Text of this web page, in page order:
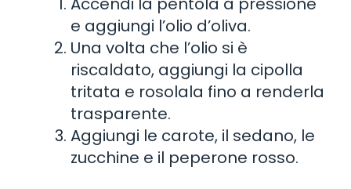
e aggiungi l’olio d’oliva.
Una volta che l’olio si è
riscaldato, aggiungi la cipolla
tritata e rosolala fino a renderla
trasparente.
Aggiungi le carote, il sedano, le
zucchine e il peperone rosso.